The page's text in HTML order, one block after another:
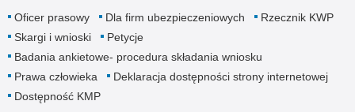
Oficer prasowy Dla firm ubezpieczeniowych
Rzecznik KWP
Skargi i wnioski
Petycje
Badania ankietowe- procedura składania wniosku
Prawa człowieka
Deklaracja dostępności strony internetowej
Dostępność KMP